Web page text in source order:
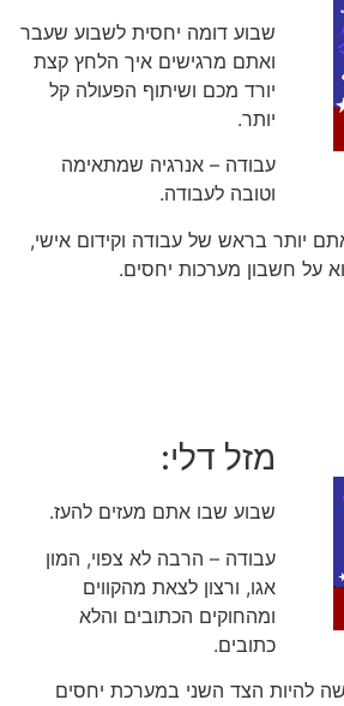
שבוע דומה יחסית לשבוע שעבר
ואתם מרגישים איך הלחץ קצת
יורד מכם ושיתוף הפעולה קל
יותר.
עבודה – אנרגיה שמתאימה
וטובה לעבודה.
יותר בראש של עבודה וקידום אישי,
על חשבון מערכות יחסים.
מזל דלי:
שבוע שבו אתם מעזים להעז.
עבודה – הרבה לא צפוי, המון
אגו, ורצון לצאת מהקווים
ומהחוקים הכתובים והלא
כתובים.
להיות הצד השני במערכת יחסים